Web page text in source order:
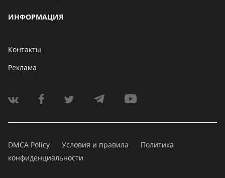
ИНФОРМАЦИЯ
Контакты
Реклама
DMCA Policy Условия и правила
Политика
конфиденциальности